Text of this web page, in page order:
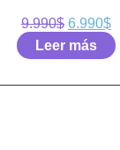
9.990$ 6.990$
Leer más